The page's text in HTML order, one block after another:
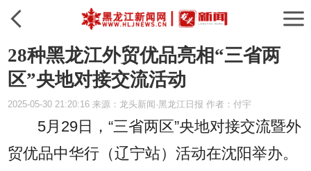
28种黑龙江外贸优品亮相“三省两
区”央地对接交流活动
2025-05-30 21:20:16 来源：龙头新闻·黑龙江日报 作者：付宇
5月29日，“三省两区”央地对接交流暨外
贸优品中华行（辽宁站）活动在沈阳举办。